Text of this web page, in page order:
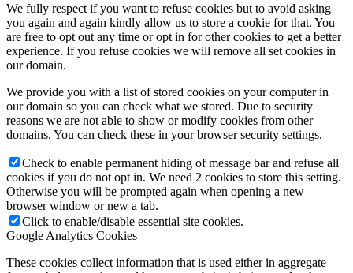
We fully respect if you want to refuse cookies but to avoid asking
you again and again kindly allow us to store a cookie for that. You
are free to opt out any time or opt in for other cookies to get a better
experience. If you refuse cookies we will remove all set cookies in
our domain.
We provide you with a list of stored cookies on your computer in
our domain so you can check what we stored. Due to security
reasons we are not able to show or modify cookies from other
domains. You can check these in your browser security settings.
Check to enable permanent hiding of message bar and refuse all
cookies if you do not opt in. We need 2 cookies to store this setting.
Otherwise you will be prompted again when opening a new
browser window or new a tab.
Click to enable/disable essential site cookies.
Google Analytics Cookies
These cookies collect information that is used either in aggregate